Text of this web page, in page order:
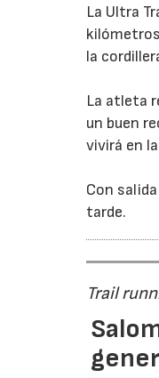
La Ultra
la
La atleta
un buen
vivirá en
Con
tarde.
Trail